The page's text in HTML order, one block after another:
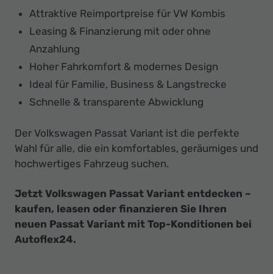
Attraktive Reimportpreise für VW Kombis
Leasing & Finanzierung mit oder ohne
Anzahlung
Hoher Fahrkomfort & modernes Design
Ideal für Familie, Business & Langstrecke
Schnelle & transparente Abwicklung
Der Volkswagen Passat Variant ist die perfekte
Wahl für alle, die ein komfortables, geräumiges und
hochwertiges Fahrzeug suchen.
Jetzt Volkswagen Passat Variant entdecken –
kaufen, leasen oder finanzieren Sie Ihren
neuen Passat Variant mit Top-Konditionen bei
Autoflex24.